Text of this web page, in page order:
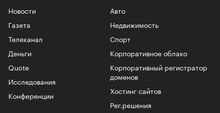
Новости
Газета
Телеканал
Авто
Недвижимость
Спорт
Корпоративное облако
Корпоративный регистратор
доменов
Хостинг сайтов
Рег.решения
Деньги
Quote
Исследования
Конференции